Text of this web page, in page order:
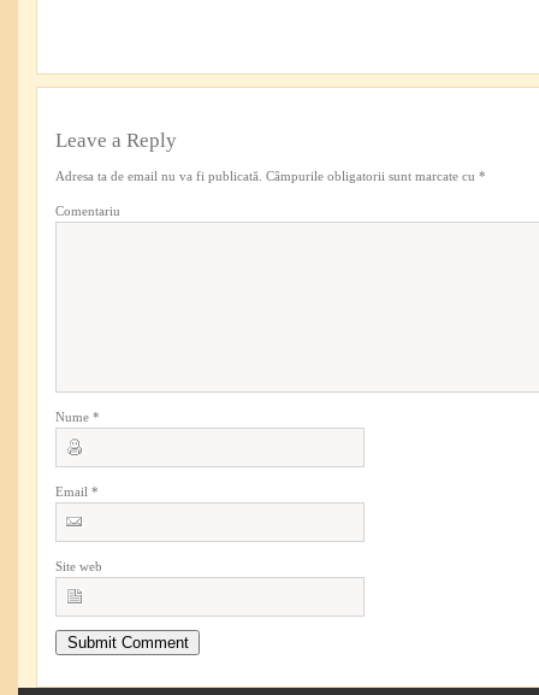
Leave a Reply
Adresa ta de email nu va fi publicată. Câmpurile obligatorii sunt marcate cu *
Comentariu
Nume *
Email *
Site web